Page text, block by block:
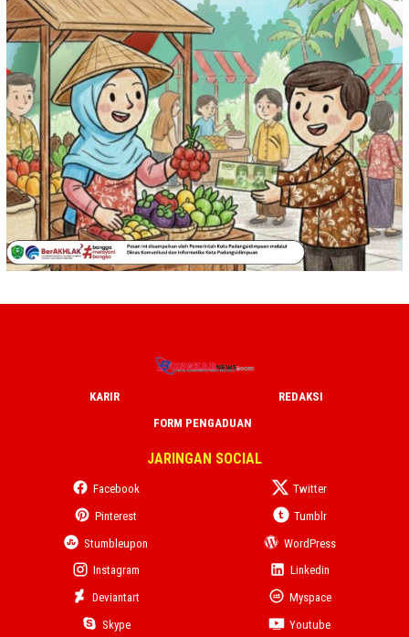
KARIR
REDAKSI
FORM PENGADUAN
JARINGAN SOCIAL
Facebook
Twitter
Pinterest
Tumblr
Stumbleupon
WordPress
Instagram
Linkedin
Deviantart
Myspace
Skype
Youtube